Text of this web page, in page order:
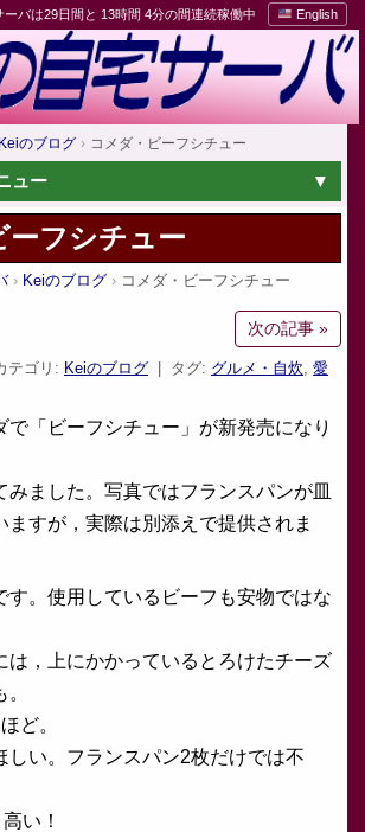
ーバは29日間と 13時間 4分の間連続稼働中 English
Keiのブログ コメダ・ビーフシチュー
ュー
ーフシチュー
Keiのブログ コメダ・ビーフシチュー
次の記事 »
テゴリ: Keiのブログ | タグ: グルメ・自炊, 愛
で「ビーフシチュー」が新発売になり
みました。写真ではフランスパンが皿
ますが，実際は別添えで提供されま
す。使用しているビーフも安物ではな
は，上にかかっているとろけたチーズ
ど。
しい。フランスパン2枚だけでは不
い！